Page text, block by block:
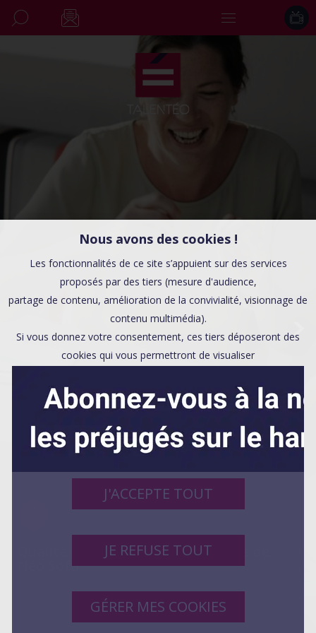
INITIATIVES
Qualité de Vie au Travail: l’exemple de
Néo Soft!
Affaires sensibles
Nous avons des cookies !
Les fonctionnalités de ce site s’appuient sur des services
proposés par des tiers (mesure d'audience,
partage de contenu, amélioration de la convivialité, visionnage de
contenu multimédia).
Si vous donnez votre consentement, ces tiers déposeront des
cookies qui vous permettront de visualiser
partager les contenus et d'améliorer la
convivialité, et permettront à Talentéo d'améliorer le site grâce
aux statistiques de fréquentation.
J'ACCEPTE TOUT
JE REFUSE TOUT
GÉRER MES COOKIES